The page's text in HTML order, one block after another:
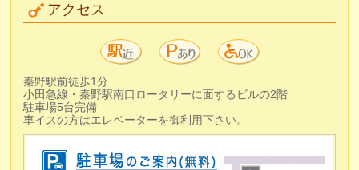
アクセス
秦野駅前徒歩1分
小田急線・秦野駅南口ロータリーに面するビルの2階
駐車場5台完備
車イスの方はエレベーターを御利用下さい。